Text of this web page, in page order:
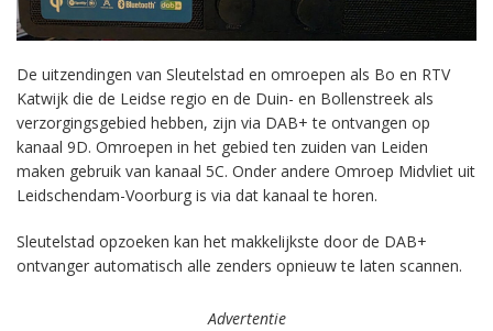
De uitzendingen van Sleutelstad en omroepen als Bo en RTV
Katwijk die de Leidse regio en de Duin- en Bollenstreek als
verzorgingsgebied hebben, zijn via DAB+ te ontvangen op
kanaal 9D. Omroepen in het gebied ten zuiden van Leiden
maken gebruik van kanaal 5C. Onder andere Omroep Midvliet uit
Leidschendam-Voorburg is via dat kanaal te horen.
Sleutelstad opzoeken kan het makkelijkste door de DAB+
ontvanger automatisch alle zenders opnieuw te laten scannen.
Advertentie